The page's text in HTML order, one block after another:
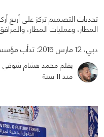
تحديات التصميم تركز على أربع
المطار، وعمليات المطار،
دبي، 12 مارس 2015: تدأب مؤسسة "مطارات دبي"
بقلم محمد هشام شوقي
منذ 11 سنة